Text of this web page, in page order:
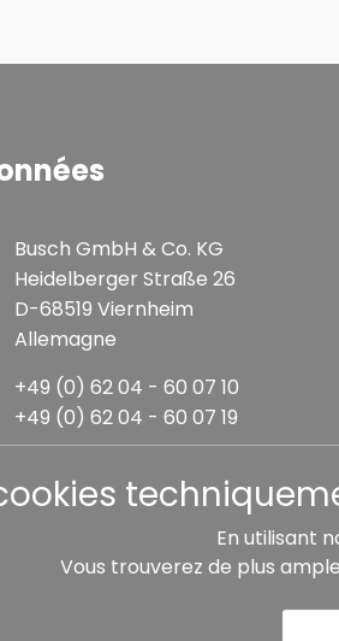
Busch GmbH & Co. KG
Heidelberger Straße 26
D-68519 Viernheim
Allemagne
+49 (0) 62 04 - 60 07 10
+49 (0) 62 04 - 60 07 19
incluent la TVA légale plus les
En utilisant
Vous trouverez de plus